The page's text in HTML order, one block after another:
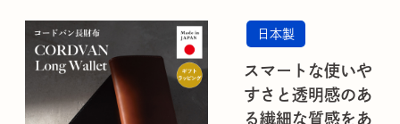
日本製
スマートな使いや
すさと透明感のあ
る繊細な質感をあ